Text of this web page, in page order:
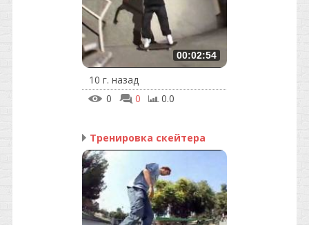
00:02:54
10 г. назад
0
0 0.0
Тренировка скейтера